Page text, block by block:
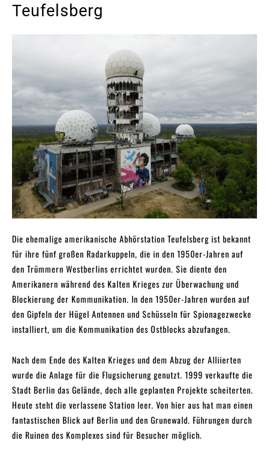
Teufelsberg
Die ehemalige amerikanische Abhörstation Teufelsberg ist bekannt
für ihre fünf großen Radarkuppeln, die in den 1950er-Jahren auf
den Trümmern Westberlins errichtet wurden. Sie diente den
Amerikanern während des Kalten Krieges zur Überwachung und
Blockierung der Kommunikation. In den 1950er-Jahren wurden auf
den Gipfeln der Hügel Antennen und Schüsseln für Spionagezwecke
installiert, um die Kommunikation des Ostblocks abzufangen.
Nach dem Ende des Kalten Krieges und dem Abzug der Alliierten
wurde die Anlage für die Flugsicherung genutzt. 1999 verkaufte die
Stadt Berlin das Gelände, doch alle geplanten Projekte scheiterten.
Heute steht die verlassene Station leer. Von hier aus hat man einen
fantastischen Blick auf Berlin und den Grunewald. Führungen durch
die Ruinen des Komplexes sind für Besucher möglich.